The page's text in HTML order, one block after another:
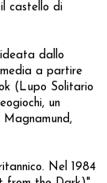
castello di
dallo
a partire
(Lupo Solitario
un
Nel 1984